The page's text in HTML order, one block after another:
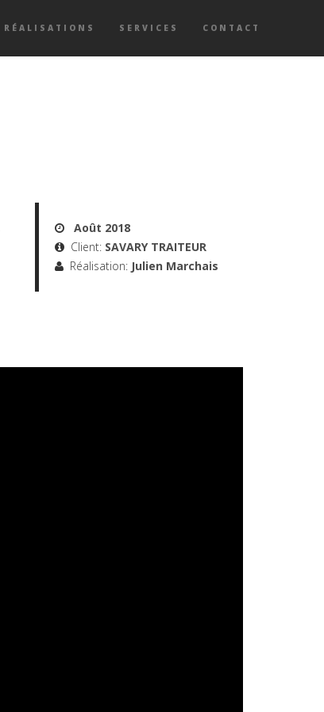
RÉALISATIONS SERVICES CONTACT
Août 2018
Client: SAVARY TRAITEUR
Réalisation: Julien Marchais